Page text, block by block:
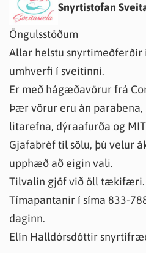
Snyrtistofan
Öngulsstöðum
Allar helstu snyrtimeðferðir
umhverfi í sveitinni.
Er með hágæðavörur frá
Þær vörur eru án parabena,
litarefna, dýraafurða og
Gjafabréf til sölu, þú velur
upphæð að eigin vali.
Tilvalin gjöf við öll tækifæri.
Tímapantanir í síma 833-
daginn.
Elín Halldórsdóttir